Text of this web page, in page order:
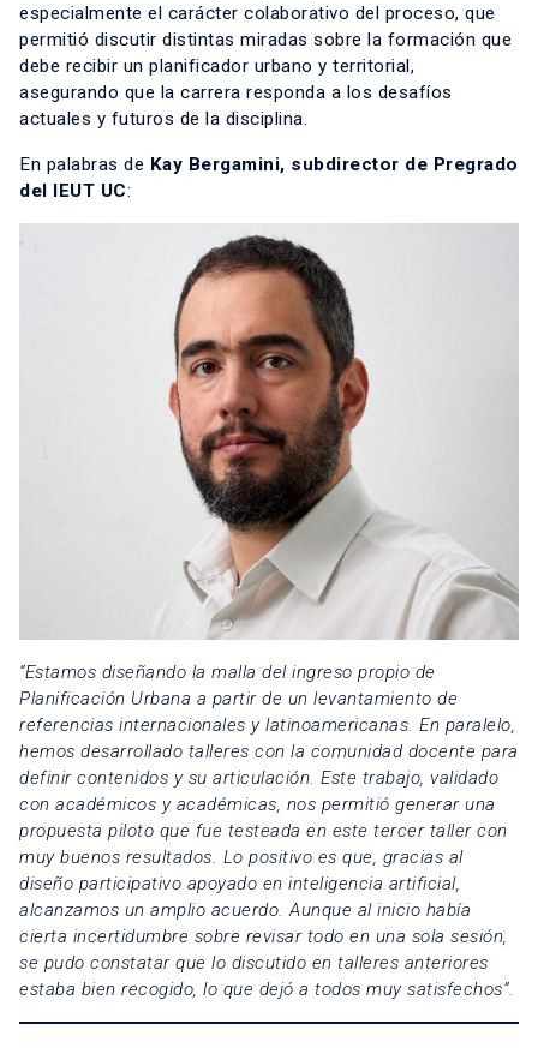
especialmente el carácter colaborativo del proceso, que
permitió discutir distintas miradas sobre la formación que
debe recibir un planificador urbano y territorial,
asegurando que la carrera responda a los desafíos
actuales y futuros de la disciplina.
En palabras de Kay Bergamini, subdirector de Pregrado
del IEUT UC:
“Estamos diseñando la malla del ingreso propio de
Planificación Urbana a partir de un levantamiento de
referencias internacionales y latinoamericanas. En paralelo,
hemos desarrollado talleres con la comunidad docente para
definir contenidos y su articulación. Este trabajo, validado
con académicos y académicas, nos permitió generar una
propuesta piloto que fue testeada en este tercer taller con
muy buenos resultados. Lo positivo es que, gracias al
diseño participativo apoyado en inteligencia artificial,
alcanzamos un amplio acuerdo. Aunque al inicio había
cierta incertidumbre sobre revisar todo en una sola sesión,
se pudo constatar que lo discutido en talleres anteriores
estaba bien recogido, lo que dejó a todos muy satisfechos”.